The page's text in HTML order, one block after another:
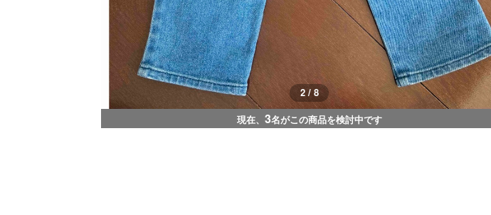
2 / 8
現在、 3名がこの商品を検討中です